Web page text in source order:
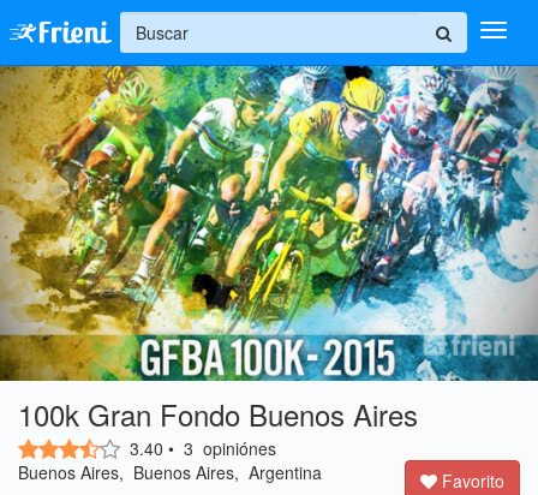
Ingresar
Inicio
Ayuda
+
100k Gran Fondo Buenos Aires
3.40 • 3 opiniónes
Buenos Aires, Buenos Aires, Argentina
Favorito